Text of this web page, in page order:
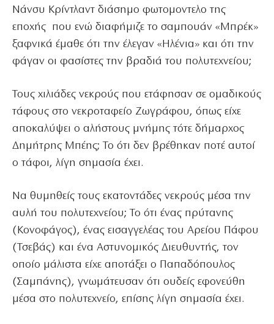
Νάνσυ Κρίντλαντ διάσημο φωτομοντελο της
εποχής που ενώ διαφήμιζε το σαμπουάν «Μπρέκ»
ξαφνικά έμαθε ότι την έλεγαν «Ηλένια» και ότι την
φάγαν οι φασίστες την βραδιά του πολυτεχνείου;
Τους χιλιάδες νεκρούς που ετάφησαν σε ομαδικούς
τάφους στο νεκροταφείο Ζωγράφου, όπως είχε
αποκαλύψει ο αλήστους μνήμης τότε δήμαρχος
Δημήτρης Μπέης; Το ότι δεν βρέθηκαν ποτέ αυτοί
ο τάφοι, λίγη σημασία έχει.
Να θυμηθείς τους εκατοντάδες νεκρούς μέσα την
αυλή του πολυτεχνείου; Το ότι ένας πρύτανης
(Κονοφάγος), ένας εισαγγελέας του Αρείου Πάφου
(Τσεβάς) και ένα Αστυνομικός Διευθυντής, τον
οποίο μάλιστα είχε αποτάξει ο Παπαδόπουλος
(Σαμπάνης), γνωμάτευσαν ότι ουδείς εφονεύθη
μέσα στο πολυτεχνείο, επίσης λίγη σημασία έχει.